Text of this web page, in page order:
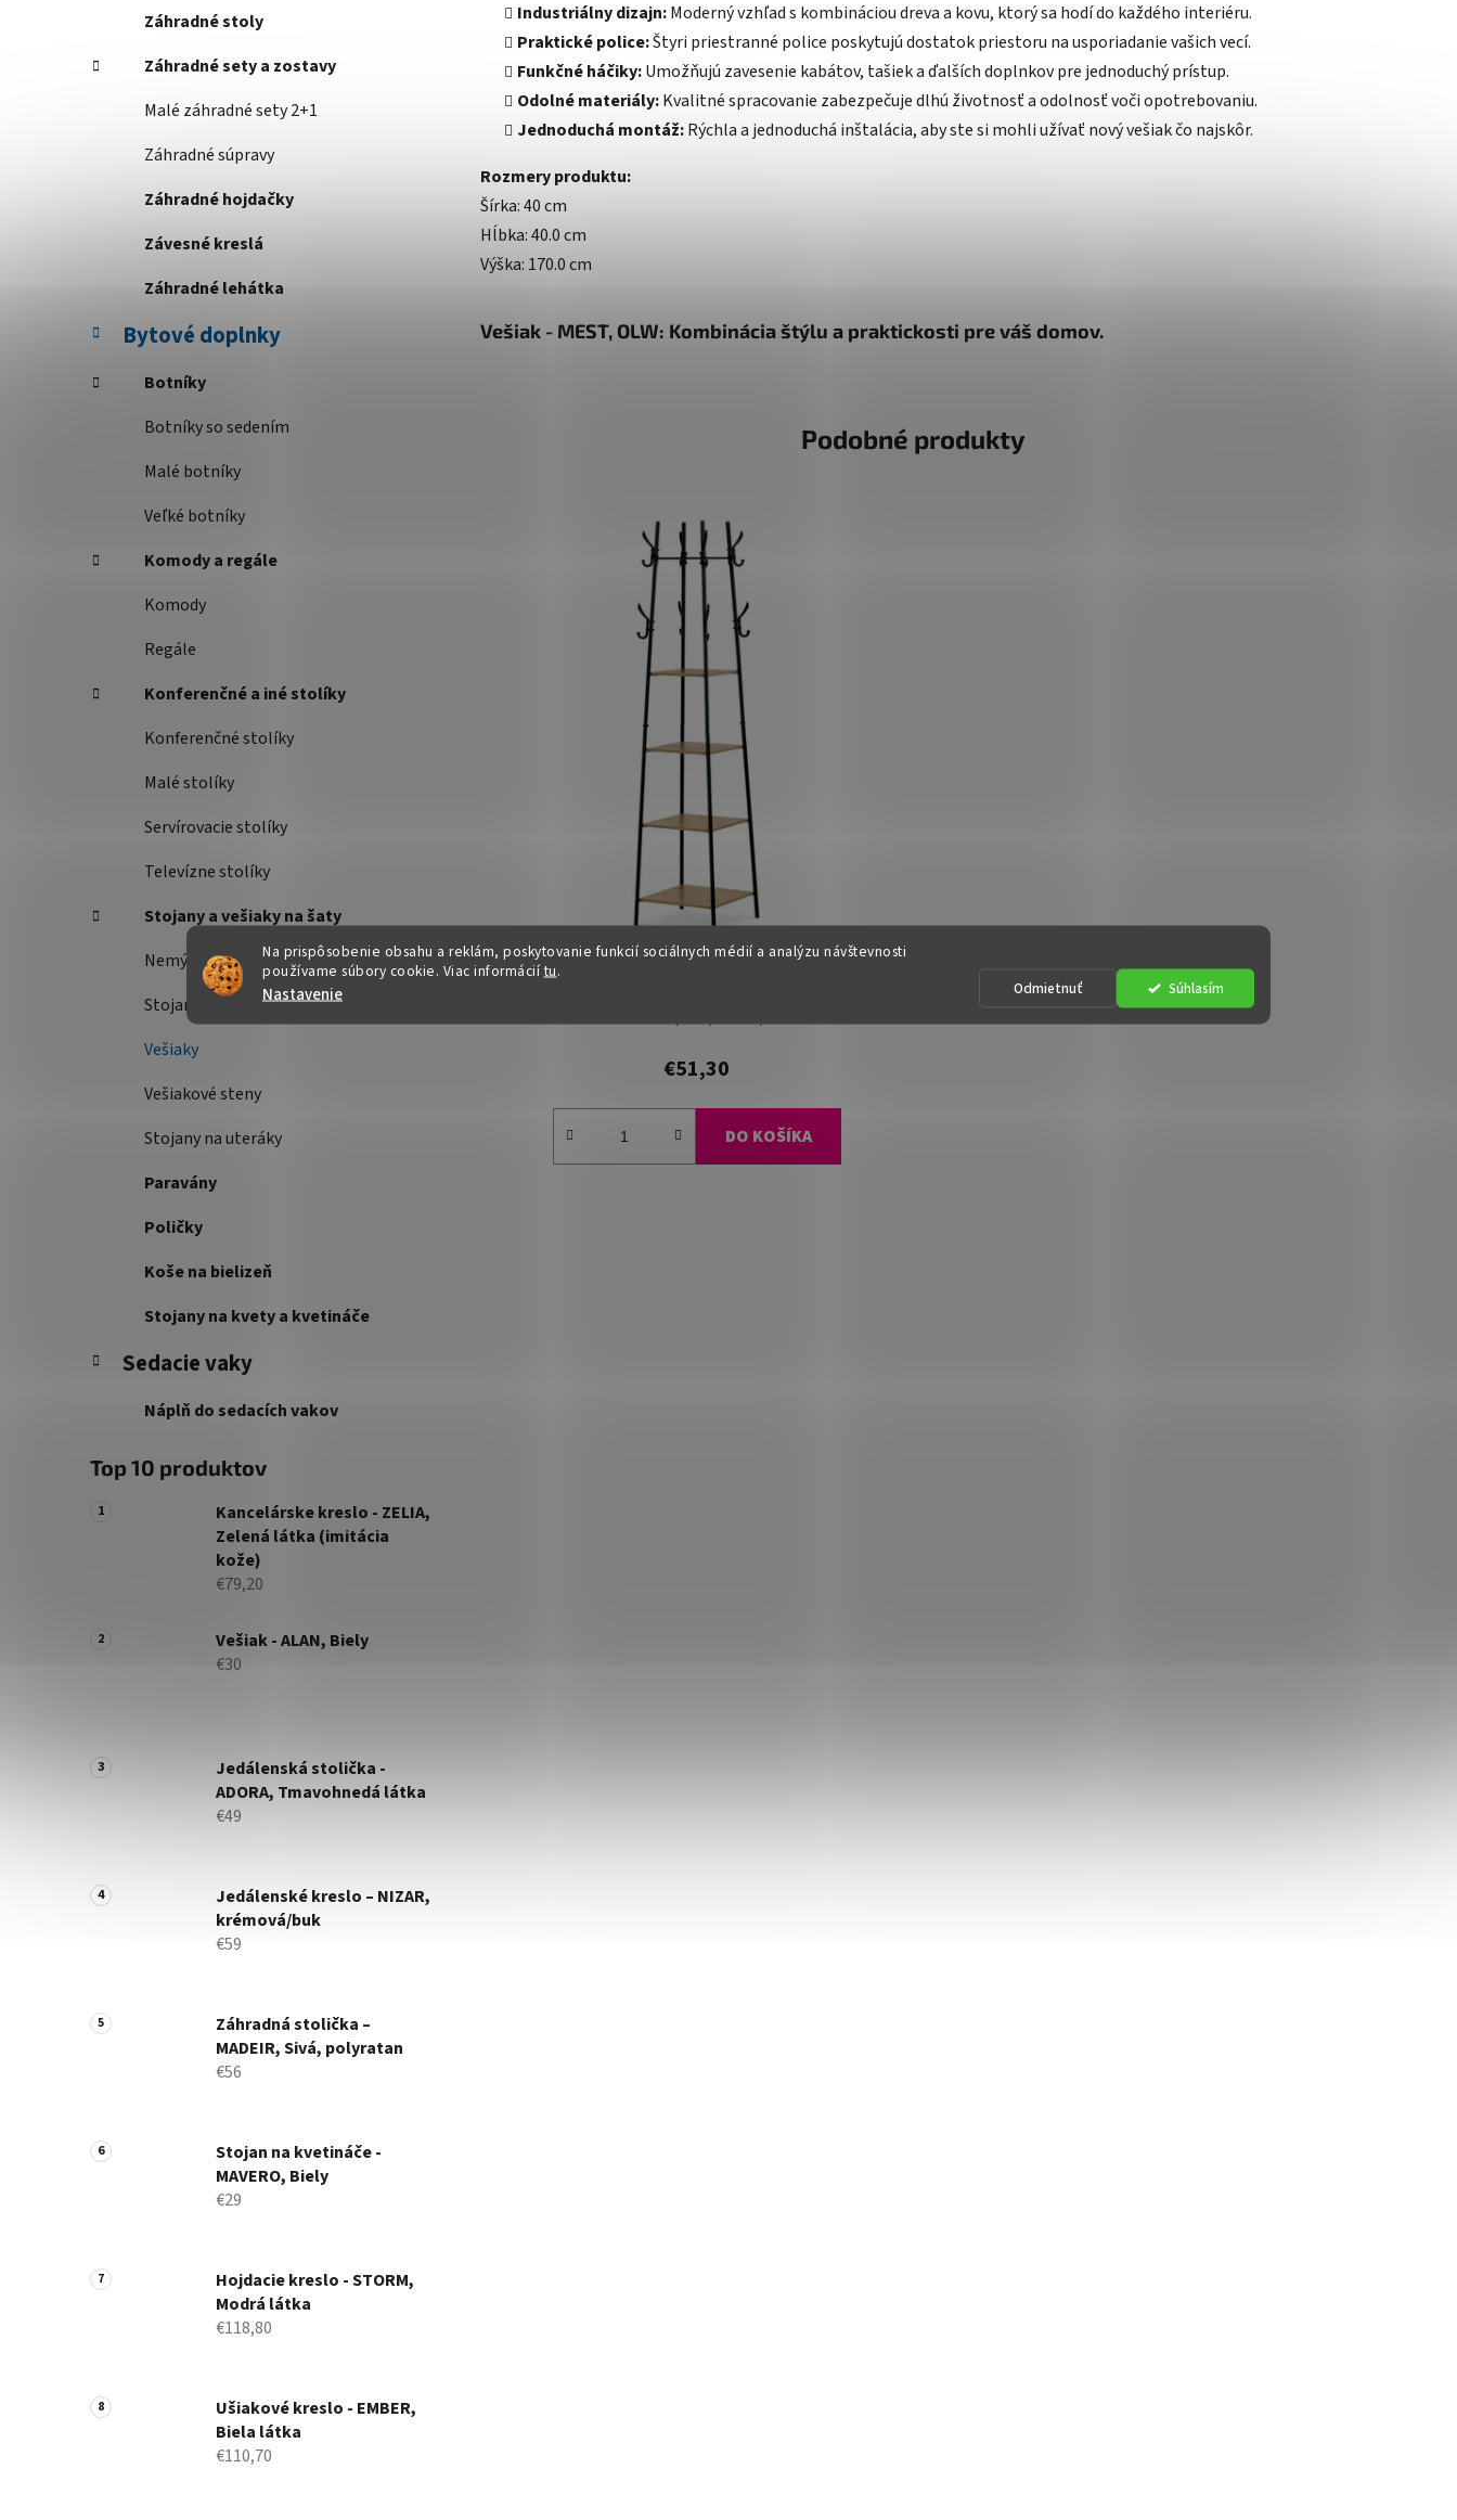
Na prispôsobenie obsahu a reklám, poskytovanie funkcií sociálnych médií a analýzu návštevnosti
používame súbory cookie. Viac informáciítu.
Nastavenie Odmietnuť Súhlasím
Záhradné stoly
Záhradné sety a zostavy
Malé záhradné sety 2+1
Záhradné súpravy
Záhradné hojdačky
Závesné kreslá
Záhradné lehátka
Bytové doplnky
Botníky
Botníky so sedením
Malé botníky
Veľké botníky
Komody a regále
Komody
Regále
Konferenčné a iné stolíky
Konferenčné stolíky
Malé stolíky
Servírovacie stolíky
Televízne stolíky
Stojany a vešiaky na šaty
Nemý sluha
Stojany na šaty
Vešiaky
Vešiakové steny
Stojany na uteráky
Paravány
Poličky
Koše na bielizeň
Stojany na kvety a kvetináče
Sedacie vaky
Náplň do sedacích vakov
Top 10 produktov
Kancelárske kreslo - ZELIA,
Zelená látka (imitácia
kože)
€79,20
Vešiak - ALAN, Biely
€30
Jedálenská stolička -
ADORA, Tmavohnedá látka
€49
Jedálenské kreslo – NIZAR,
krémová/buk
€59
Záhradná stolička –
MADEIR, Sivá, polyratan
€56
Stojan na kvetináče -
MAVERO, Biely
€29
Hojdacie kreslo - STORM,
Modrá látka
€118,80
Ušiakové kreslo - EMBER,
Biela látka
€110,70
Industriálny dizajn:Moderný vzhľad s kombináciou dreva a kovu, ktorý sa hodí do každého interiéru.
Praktické police:Štyri priestranné police poskytujú dostatok priestoru na usporiadanie vašich vecí.
Funkčné háčiky:Umožňujú zavesenie kabátov, tašiek a ďalších doplnkov pre jednoduchý prístup.
Odolné materiály:Kvalitné spracovanie zabezpečuje dlhú životnosť a odolnosť voči opotrebovaniu.
Jednoduchá montáž:Rýchla a jednoduchá inštalácia, aby ste si mohli užívať nový vešiak čo najskôr.
Rozmery produktu:
Šírka: 40 cm
Hĺbka: 40.0 cm
Výška: 170.0 cm
Vešiak - MEST, OLW: Kombinácia štýlu a praktickosti pre váš domov.
Podobné produkty
Vešiak - MEST, Hnedý
€51,30
DO KOŠÍKA